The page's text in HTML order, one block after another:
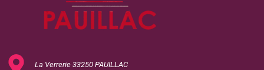
La Verrerie 33250 PAUILLAC